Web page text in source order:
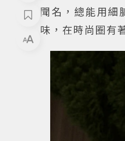
聞名，總能用細
味，在時尚圈有